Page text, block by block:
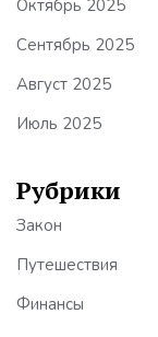
Октябрь 2025
Сентябрь 2025
Август 2025
Июль 2025
Рубрики
Закон
Путешествия
Финансы